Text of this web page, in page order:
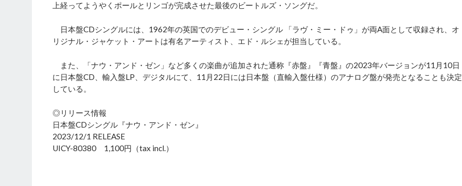
上経ってようやくポールとリンゴが完成させた最後のビートルズ・ソングだ。
日本盤CDシングルには、1962年の英国でのデビュー・シングル 「ラヴ・ミー・ドゥ」が両A面として収録され、オ
リジナル・ジャケット・アートは有名アーティスト、エド・ルシェが担当している。
また、「ナウ・アンド・ゼン」など多くの楽曲が追加された通称『赤盤』『青盤』の2023年バージョンが11月10日
に日本盤CD、輸入盤LP、デジタルにて、11月22日には日本盤（直輸入盤仕様）のアナログ盤が発売となることも決定
している。
◎リリース情報
日本盤CDシングル『ナウ・アンド・ゼン』
2023/12/1 RELEASE
UICY-80380 1,100円（tax incl.）